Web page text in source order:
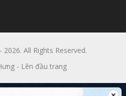
All Rights Reserved.
- Lên đầu trang